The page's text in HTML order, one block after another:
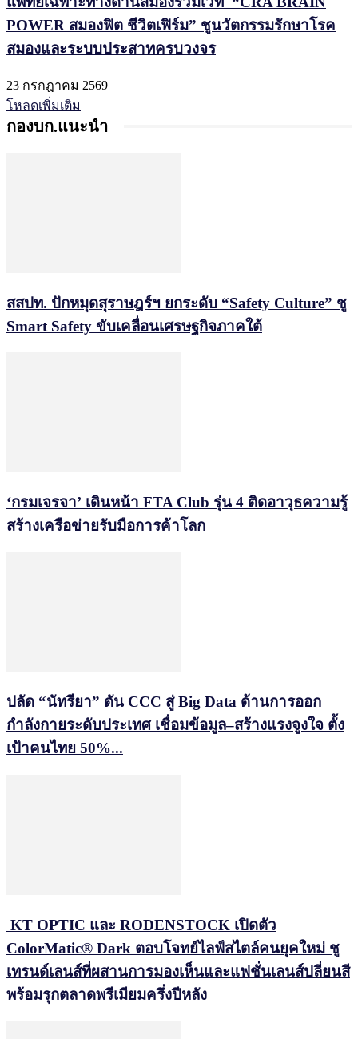
POWER สมองฟิต ชีวิตเฟิร์ม” ชูนวัตกรรมรักษาโรค
สมองและระบบประสาทครบวงจร
23 กรกฎาคม 2569
โหลดเพิ่มเติม
กองบก.แนะนำ
สสปท. ปักหมุดสุราษฎร์ฯ ยกระดับ “Safety Culture” ชู
Smart Safety ขับเคลื่อนเศรษฐกิจภาคใต้
‘กรมเจรจา’ เดินหน้า FTA Club รุ่น 4 ติดอาวุธความรู้
สร้างเครือข่ายรับมือการค้าโลก
ปลัด “นัทรียา” ดัน CCC สู่ Big Data ด้านการออก
กำลังกายระดับประเทศ เชื่อมข้อมูล–สร้างแรงจูงใจ ตั้ง
เป้าคนไทย 50%...
KT OPTIC และ RODENSTOCK เปิดตัว
ColorMatic® Dark ตอบโจทย์ไลฟ์สไตล์คนยุคใหม่ ชู
เทรนด์เลนส์ที่ผสานการมองเห็นและแฟชั่นเลนส์ปลี่ยนสี
พร้อมรุกตลาดพรีเมียมครึ่งปีหลัง